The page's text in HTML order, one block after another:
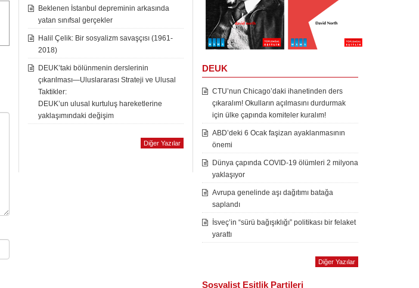
Beklenen İstanbul depreminin arkasında
yatan sınıfsal gerçekler
Halil Çelik: Bir sosyalizm savaşçısı (1961-
2018)
DEUK’taki bölünmenin derslerinin
çıkarılması—Uluslararası Strateji ve Ulusal
Taktikler:
DEUK’un ulusal kurtuluş hareketlerine
yaklaşımındaki değişim
Diğer Yazılar
DEUK
CTU’nun Chicago’daki ihanetinden ders
çıkaralım! Okulların açılmasını durdurmak
için ülke çapında komiteler kuralım!
ABD’deki 6 Ocak faşizan ayaklanmasının
önemi
Dünya çapında COVID-19 ölümleri 2 milyona
yaklaşıyor
Avrupa genelinde aşı dağıtımı batağa
saplandı
İsveç’in “sürü bağışıklığı” politikası bir felaket
yarattı
Diğer Yazılar
Sosyalist Eşitlik Partileri